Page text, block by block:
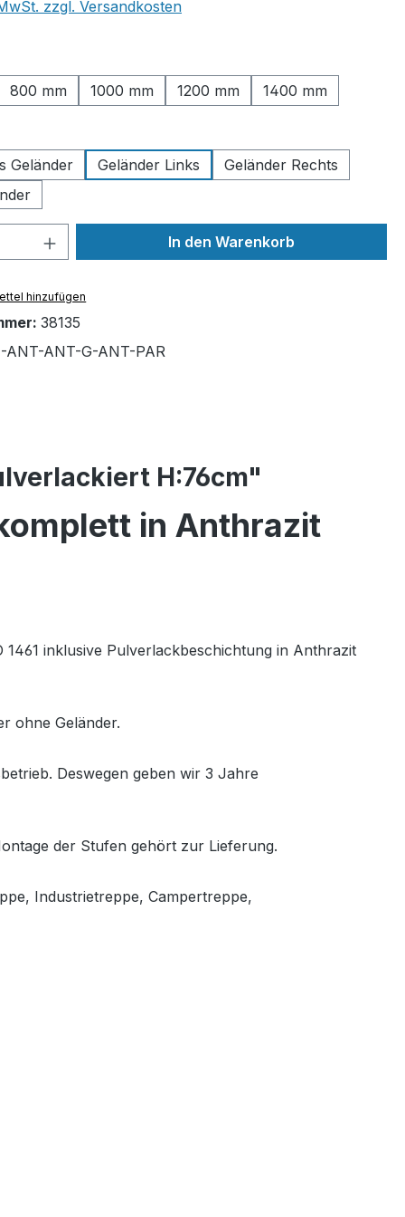
zzgl. Versandkosten
800 mm
1000 mm 1200 mm 1400 mm
Geländer
Geländer Links
Geländer Rechts
Gib den gewünschten Wert
In den Warenkorb
hinzufügen
38135
ANT-ANT-G-ANT-PAR
H:76cm"
in Anthrazit
inklusive Pulverlackbeschichtung in Anthrazit
ohne Geländer.
Deswegen geben wir 3 Jahre
der Stufen gehört zur Lieferung.
Industrietreppe, Campertreppe,